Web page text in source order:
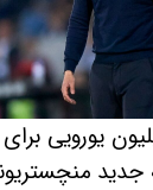
۱۰ میلیون
جدید